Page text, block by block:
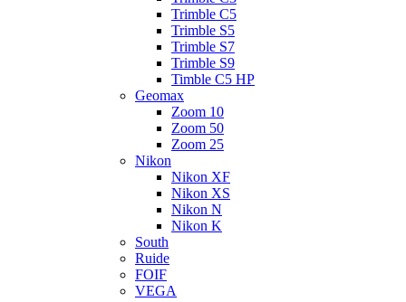
Trimble C5
Trimble S5
Trimble S7
Trimble S9
Timble C5 HP
Geomax
Zoom 10
Zoom 50
Zoom 25
Nikon
Nikon XF
Nikon XS
Nikon N
Nikon K
South
Ruide
FOIF
VEGA